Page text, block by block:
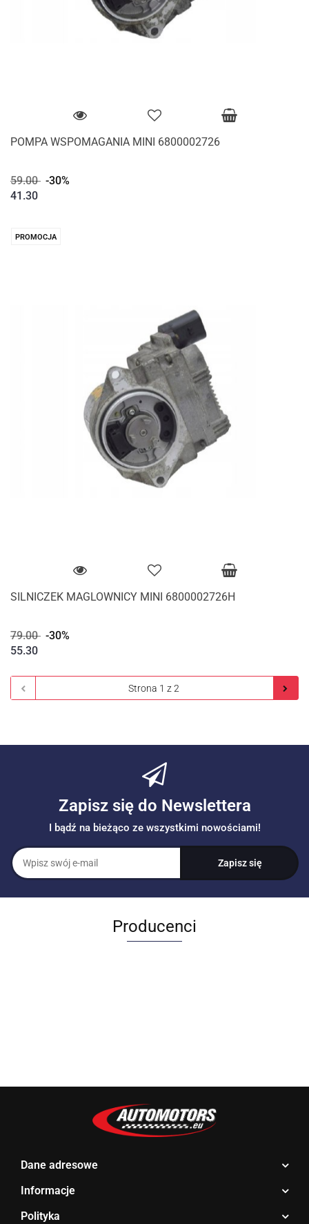
POMPA WSPOMAGANIA MINI 6800002726
59.00 -30%
41.30
PROMOCJA
SILNICZEK MAGLOWNICY MINI 6800002726H
79.00 -30%
55.30
Zapisz się do Newslettera
I bądź na bieżąco ze wszystkimi nowościami!
Producenci
Dane adresowe
Informacje
Polityka